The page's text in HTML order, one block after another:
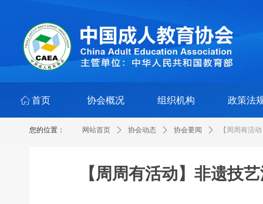
ꀇ 首页 协会概况 组织机构 政策法
网站首页 ꄲ 协会动态 ꄲ 协会要闻 ꄲ 【周周有活
您的位置：
【周周有活动】非遗技